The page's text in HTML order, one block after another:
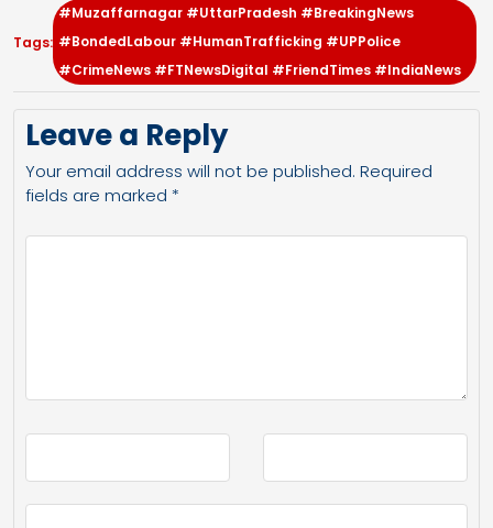
Tags:
#Muzaffarnagar #UttarPradesh #BreakingNews
#BondedLabour #HumanTrafficking #UPPolice
#CrimeNews #FTNewsDigital #FriendTimes #IndiaNews
Leave a Reply
Your email address will not be published. Required
fields are marked *